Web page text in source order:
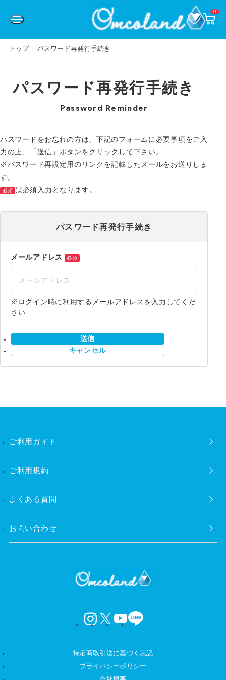
お
気
に
カ
0
トップ パスワード再発行手続き
パスワード再発行手続き
Password Reminder
パスワードをお忘れの方は、下記のフォームに必要事項をご入
力の上、「送信」ボタンをクリックして下さい。
※パスワード再設定用のリンクを記載したメールをお送りしま
す。
必須 は必須入力となります。
パスワード再発行手続き
メールアドレス 必須
※ログイン時に利用するメールアドレスを入力してくだ
さい
キャンセル
送信
ご利用ガイド
ご利用規約
よくある質問
お問い合わせ
instagram
X YouTubeLINE
特定商取引法に基づく表記
プライバシーポリシー